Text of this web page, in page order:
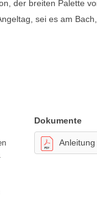
der breiten Palette
sei es am
Dokumente
Anleitung